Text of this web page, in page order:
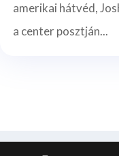
amerikai hátvéd,
a center posztján...